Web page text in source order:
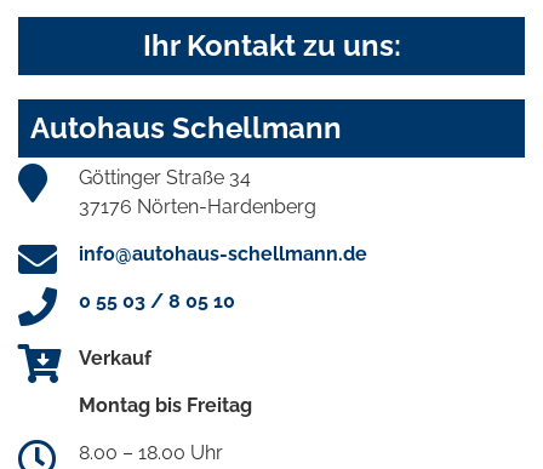
Ihr Kontakt zu uns:
Autohaus Schellmann
Göttinger Straße 34
37176 Nörten-Hardenberg
info@autohaus-schellmann.de
0 55 03 / 8 05 10
Verkauf
Montag bis Freitag
8.00 – 18.00 Uhr